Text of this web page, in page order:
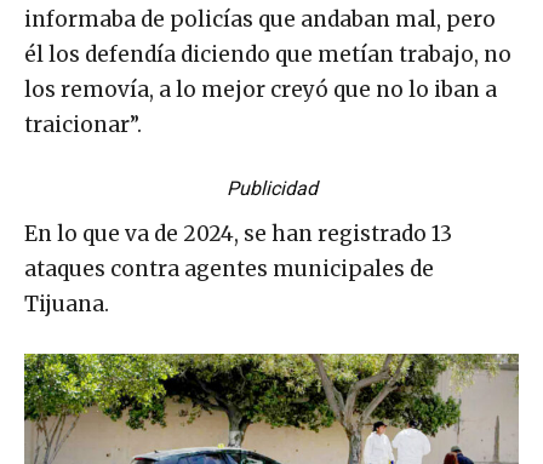
informaba de policías que andaban mal, pero
él los defendía diciendo que metían trabajo, no
los removía, a lo mejor creyó que no lo iban a
traicionar”.
Publicidad
En lo que va de 2024, se han registrado 13
ataques contra agentes municipales de
Tijuana.